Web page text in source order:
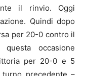
il rinvio. Oggi
Quindi dopo
per 20-0 contro il
occasione
per 20-0 e 5
precedente –